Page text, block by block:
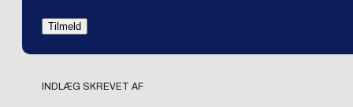
INDLÆG SKREVET AF